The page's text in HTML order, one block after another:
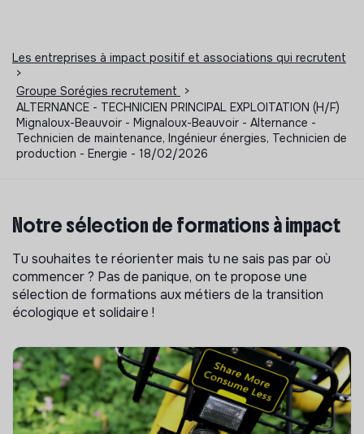
Les entreprises à impact positif et associations qui recrutent
>
Groupe Sorégies recrutement
>
ALTERNANCE - TECHNICIEN PRINCIPAL EXPLOITATION (H/F)
Mignaloux-Beauvoir - Mignaloux-Beauvoir - Alternance -
Technicien de maintenance, Ingénieur énergies, Technicien de
production - Energie - 18/02/2026
Notre sélection de formations à impact
Tu souhaites te réorienter mais tu ne sais pas par où
commencer ? Pas de panique, on te propose une
sélection de formations aux métiers de la transition
écologique et solidaire !